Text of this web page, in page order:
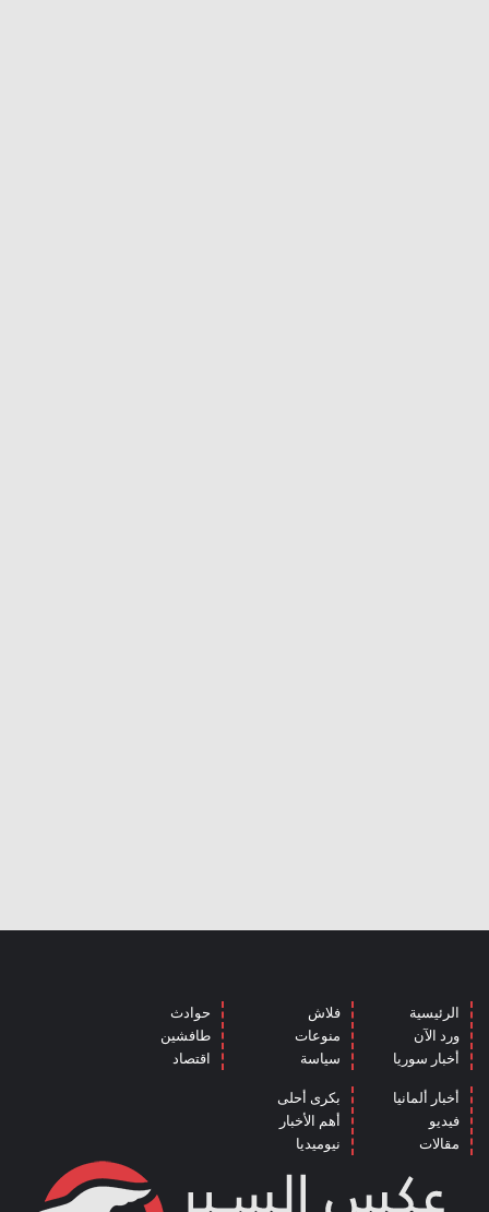
الرئيسية
ورد الآن
أخبار سوريا
فلاش
منوعات
سياسة
حوادث
طافشين
اقتصاد
أخبار ألمانيا
فيديو
مقالات
بكرى أحلى
أهم الأخبار
نيوميديا